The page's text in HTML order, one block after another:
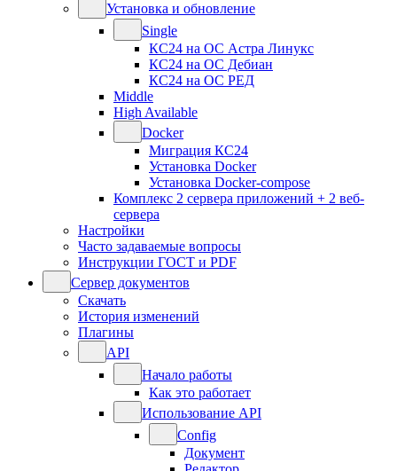
Установка и обновление
Single
КС24 на ОС Астра Линукс
КС24 на ОС Дебиан
КС24 на ОС РЕД
Middle
High Available
Docker
Миграция КС24
Установка Docker
Установка Docker-compose
Комплекс 2 сервера приложений + 2 веб-
сервера
Настройки
Часто задаваемые вопросы
Инструкции ГОСТ и PDF
Сервер документов
Скачать
История изменений
Плагины
API
Начало работы
Как это работает
Использование API
Config
Документ